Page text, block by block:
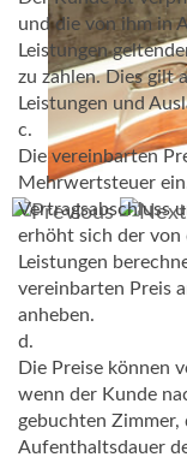
und die von ihm in
Leistungen
zu zahlen. Dies gilt
Leistungen und
c.
Die vereinbarten
Mehrwertsteuer
Vertragsabschluss
erhöht sich der von
Leistungen
vereinbarten Preis
anheben.
d.
Die Preise können
wenn der Kunde
gebuchten Zimmer,
Aufenthaltsdauer